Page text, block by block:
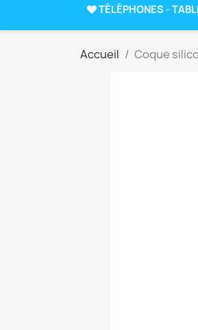
TÉLÉPHONES -
Accueil Coque